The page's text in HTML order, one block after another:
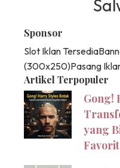
Sponsor
Slot Iklan Tersedia
(300x250)Pasang
Artikel Terpopuler
Gong!
yang